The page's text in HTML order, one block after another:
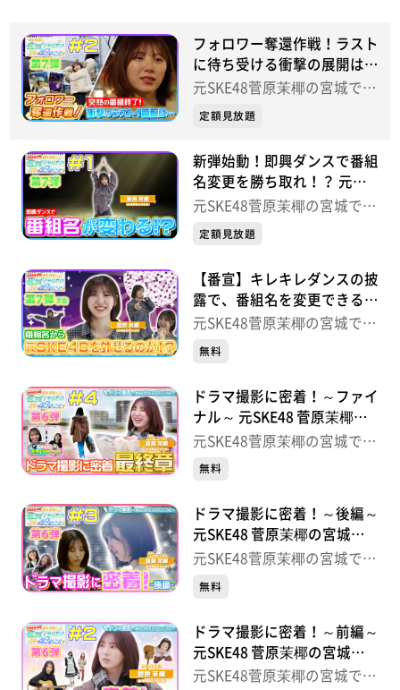
仙台市出身のタレント・菅原茉椰が宮城でやりたいこと
もやりたくないことも、ひたすらやっちゃいます！
フォロワー奪還作戦！ラスト
に待ち受ける衝撃の展開は⁉
菅原茉椰の宮城でやりたい
元SKE48菅原茉椰の宮城でや
りたい48のこと
定額見放題
新弾始動！即興ダンスで番組
名変更を勝ち取れ！？ 元
SKE48 菅原茉椰の宮城でや
１
元SKE48菅原茉椰の宮城でや
りたい48のこと
定額見放題
【番宣】キレキレダンスの披
露で、番組名を変更できる
か？！ 元SKE48 菅原茉椰
【第7弾】
元SKE48菅原茉椰の宮城でや
りたい48のこと
無料
ドラマ撮影に密着！～ファイ
ナル～ 元SKE48 菅原茉椰の
宮城でやりたい48のこと
元SKE48菅原茉椰の宮城でや
りたい48のこと
無料
ドラマ撮影に密着！～後編～
元SKE48 菅原茉椰の宮城で
やりたい48のこと【第６
元SKE48菅原茉椰の宮城でや
りたい48のこと
無料
ドラマ撮影に密着！～前編～
元SKE48 菅原茉椰の宮城で
やりたい48のこと【第６
元SKE48菅原茉椰の宮城でや